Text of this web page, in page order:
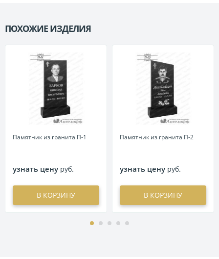
ПОХОЖИЕ ИЗДЕЛИЯ
Памятник из гранита П-1
узнать цену руб.
В КОРЗИНУ
Памятник из гранита П-2
узнать цену руб.
В КОРЗИНУ